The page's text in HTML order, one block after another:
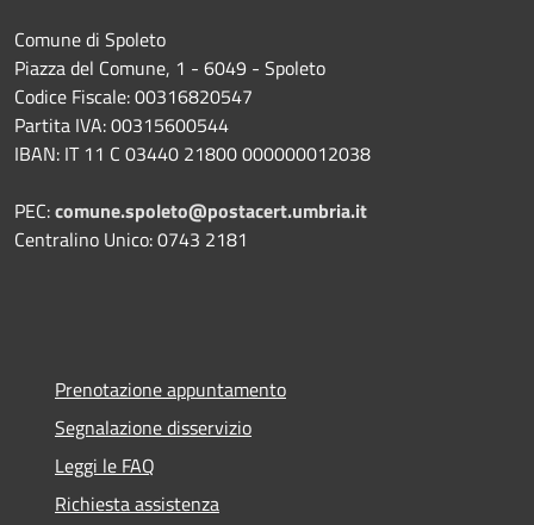
Comune di Spoleto
Piazza del Comune, 1 - 6049 - Spoleto
Codice Fiscale: 00316820547
Partita IVA: 00315600544
IBAN: IT 11 C 03440 21800 000000012038
PEC:comune.spoleto@postacert.umbria.it
Centralino Unico: 0743 2181
Prenotazione appuntamento
Segnalazione disservizio
Leggi le FAQ
Richiesta assistenza